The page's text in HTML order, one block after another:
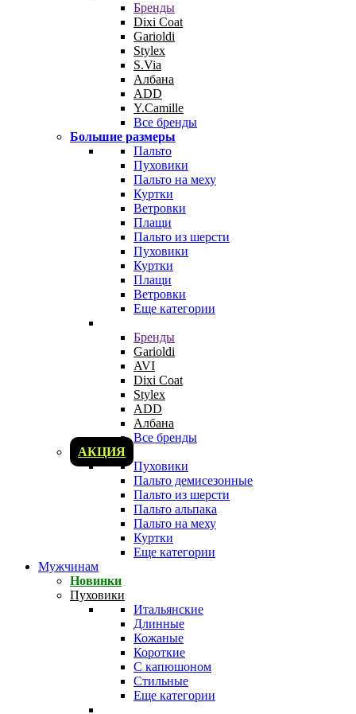
Бренды
Dixi Coat
Garioldi
Stylex
S.Via
Албана
ADD
Y.Camille
Все бренды
Большие размеры
Пальто
Пуховики
Пальто на меху
Куртки
Ветровки
Плащи
Пальто из шерсти
Пуховики
Куртки
Плащи
Ветровки
Еще категории
Бренды
Garioldi
AVI
Dixi Coat
Stylex
ADD
Албана
Все бренды
АКЦИЯ
Пуховики
Пальто демисезонные
Пальто из шерсти
Пальто альпака
Пальто на меху
Куртки
Еще категории
Мужчинам
Новинки
Пуховики
Итальянские
Длинные
Кожаные
Короткие
С капюшоном
Стильные
Еще категории